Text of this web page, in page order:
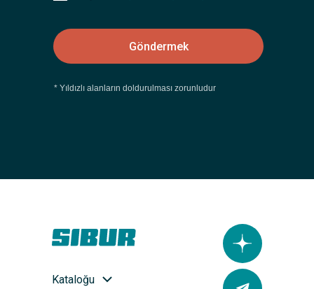
* Yıldızlı alanların doldurulması zorunludur
Göndermek
Kataloğu